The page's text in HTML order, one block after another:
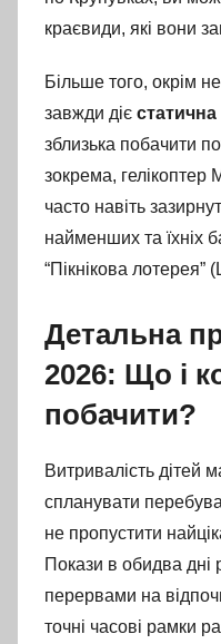
краєвиди, які вони
Більше того, окрім
завжди діє
зблизька побачити
зокрема, гелікоптер
часто навіть
найменших та їхніх
“Пікнікова
Детальна
2026: Що і
побачити?
Витривалість дітей
спланувати
не пропустити
Покази в обидва дні
перервами на
точні часові рамки